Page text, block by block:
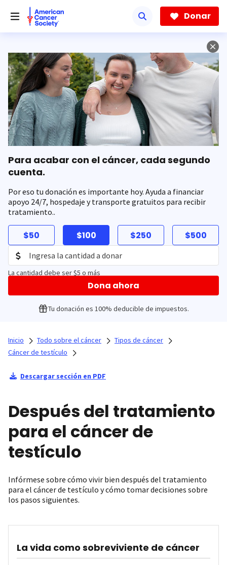
hacia
contenido
Donar
Para acabar con el cáncer, cada segundo
cuenta.
Por eso tu donación es importante hoy. Ayuda a financiar
apoyo 24/7, hospedaje y transporte gratuitos para recibir
tratamiento..
$50 $100 $250 $500
La cantidad debe ser $5 o más
Dona ahora
Tu donación es 100% deducible de impuestos.
Inicio Todo sobre el cáncer
Tipos de cáncer
Cáncer de testículo
Descargar sección en PDF
Después del tratamiento
para el cáncer de
testículo
Infórmese sobre cómo vivir bien después del tratamiento
para el cáncer de testículo y cómo tomar decisiones sobre
los pasos siguientes.
La vida como sobreviviente de cáncer